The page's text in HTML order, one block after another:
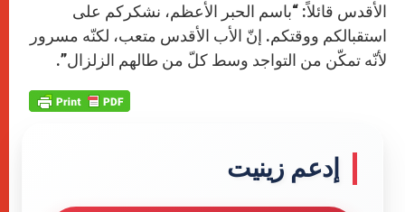
الأقدس قائلاً: “باسم الحبر الأعظم، نشكركم على
استقبالكم ووقتكم. إنّ الأب الأقدس متعب، لكنّه مسرور
لأنّه تمكّن من التواجد وسط كلّ من طالهم الزلزال”.
إدعم زينيت